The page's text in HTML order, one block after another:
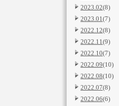
2023.02(8)
2023.01(7)
2022.12(8)
2022.11(9)
2022.10(7)
2022.09(10)
2022.08(10)
2022.07(8)
2022.06(6)